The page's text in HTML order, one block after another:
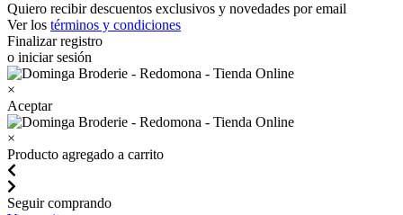
Quiero recibir descuentos exclusivos y novedades por email
Ver los términos y condiciones
Finalizar registro
o iniciar sesión
×
Aceptar
×
Producto agregado a carrito
Seguir comprando